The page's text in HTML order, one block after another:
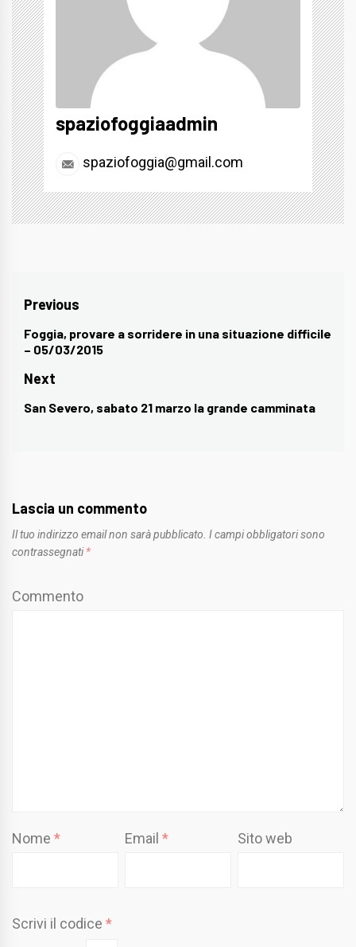
spaziofoggiaadmin
spaziofoggia@gmail.com
Navigazione
articoli
Previous
Previous
post:
Foggia, provare a sorridere in una situazione difficile
– 05/03/2015
Next
Next
San Severo, sabato 21 marzo la grande camminata
Lascia un commento
Il tuo indirizzo email non sarà pubblicato. I campi obbligatori sono
contrassegnati *
Commento
Nome * Email* Sito web
Scrivi il codice *